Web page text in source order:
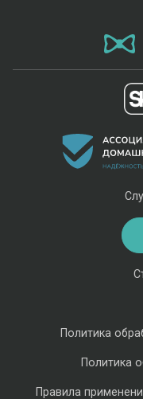
Политика
Политика
Правила